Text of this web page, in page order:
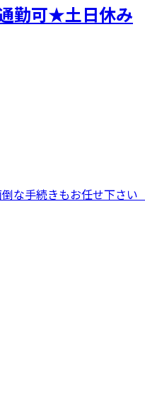
勤可★土日休み
手続きもお任せ下さい